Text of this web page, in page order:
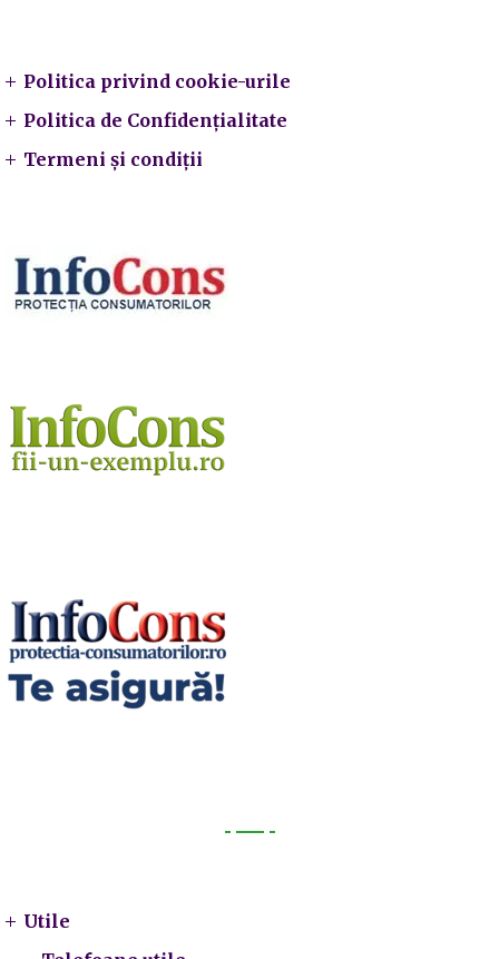
Politica privind cookie-urile
Politica de Confidențialitate
Termeni și condiții
Utile